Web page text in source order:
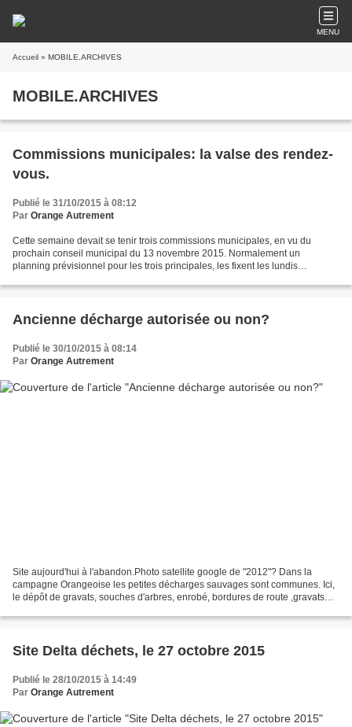
MENU
Accueil » MOBILE.ARCHIVES
MOBILE.ARCHIVES
Commissions municipales: la valse des rendez-
vous.
Publié le 31/10/2015 à 08:12
Par Orange Autrement
Cette semaine devait se tenir trois commissions municipales, en vu du
prochain conseil municipal du 13 novembre 2015. Normalement un
planning prévisionnel pour les trois principales, les fixent les lundis
Ancienne décharge autorisée ou non?
Publié le 30/10/2015 à 08:14
Par Orange Autrement
Site aujourd'hui à l'abandon.Photo satellite google de "2012"? Dans la
campagne Orangeoise les petites décharges sauvages sont communes. Ici,
le dépôt de gravats, souches d'arbres, enrobé, bordures de route ,gravats
Site Delta déchets, le 27 octobre 2015
Publié le 28/10/2015 à 14:49
Par Orange Autrement